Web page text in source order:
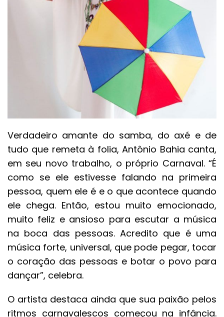
Verdadeiro amante do samba, do axé e de
tudo que remeta à folia, Antônio Bahia canta,
em seu novo trabalho, o próprio Carnaval. “É
como se ele estivesse falando na primeira
pessoa, quem ele é e o que acontece quando
ele chega. Então, estou muito emocionado,
muito feliz e ansioso para escutar a música
na boca das pessoas. Acredito que é uma
música forte, universal, que pode pegar, tocar
o coração das pessoas e botar o povo para
dançar”, celebra.
O artista destaca ainda que sua paixão pelos
ritmos carnavalescos começou na infância.